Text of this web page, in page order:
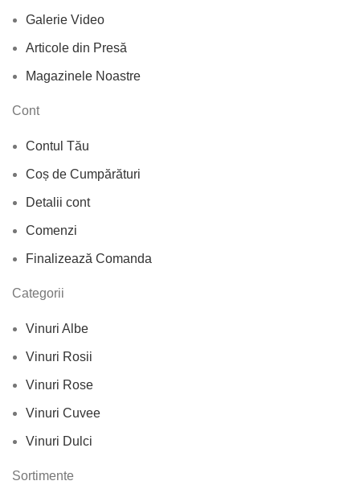
Galerie Video
Articole din Presă
Magazinele Noastre
Cont
Contul Tău
Coș de Cumpărături
Detalii cont
Comenzi
Finalizează Comanda
Categorii
Vinuri Albe
Vinuri Rosii
Vinuri Rose
Vinuri Cuvee
Vinuri Dulci
Sortimente